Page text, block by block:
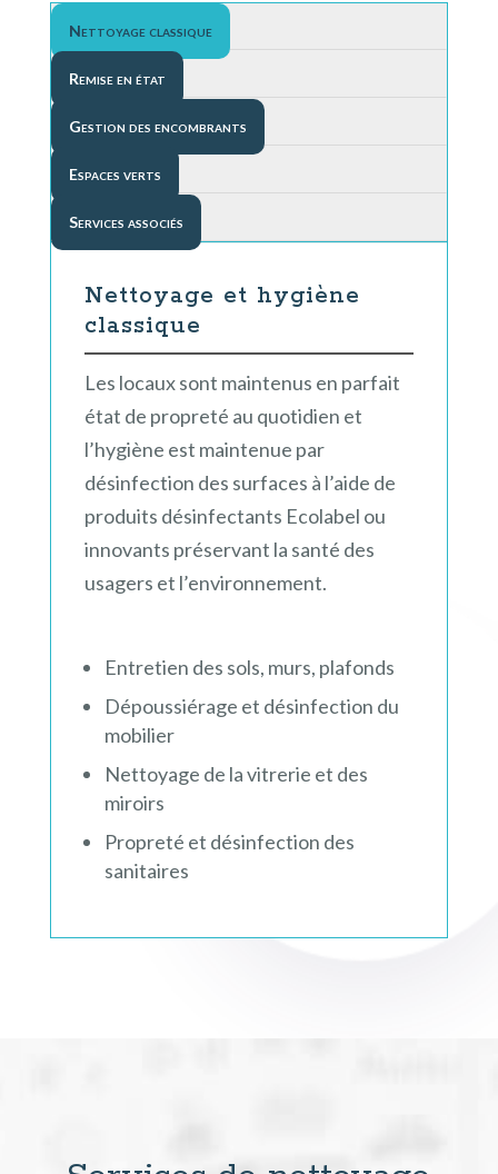
Nettoyage classique
Remise en état
Gestion des encombrants
Espaces verts
Services associés
Nettoyage et hygiène
classique
Les locaux sont maintenus en parfait
état de propreté au quotidien et
l’hygiène est maintenue par
désinfection des surfaces à l’aide de
produits désinfectants Ecolabel ou
innovants préservant la santé des
usagers et l’environnement.
Entretien des sols, murs, plafonds
Dépoussiérage et désinfection du
mobilier
Nettoyage de la vitrerie et des
miroirs
Propreté et désinfection des
sanitaires